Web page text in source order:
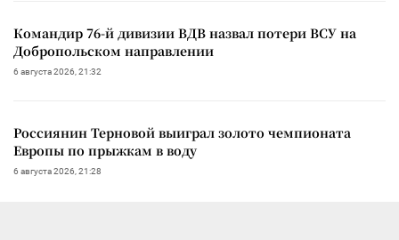
Командир 76-й дивизии ВДВ назвал потери ВСУ на
Добропольском направлении
6 августа 2026, 21:32
Россиянин Терновой выиграл золото чемпионата
Европы по прыжкам в воду
6 августа 2026, 21:28